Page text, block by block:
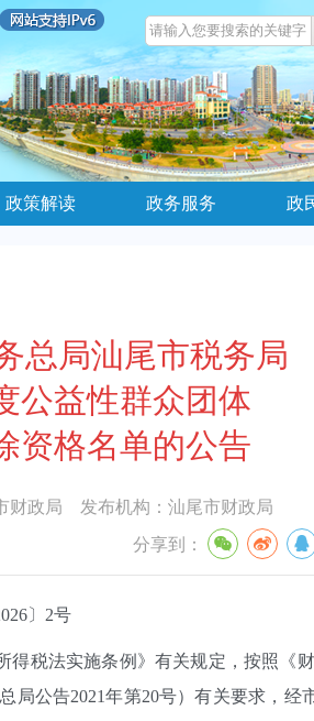
政策解读 政务服务 政
总局汕尾市税务局
公益性群众团体
资格名单的公告
财政局 发布机构： 汕尾市财政局
分享到：
〕2号
税法实施条例》有关规定，按照《
公告2021年第20号）有关要求，经